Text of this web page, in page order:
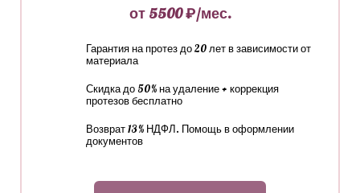
от 5500 ₽/мес.
Гарантия на протез до 20 лет в зависимости от
материала
Скидка до 50% на удаление + коррекция
протезов бесплатно
Возврат 13% НДФЛ. Помощь в оформлении
документов